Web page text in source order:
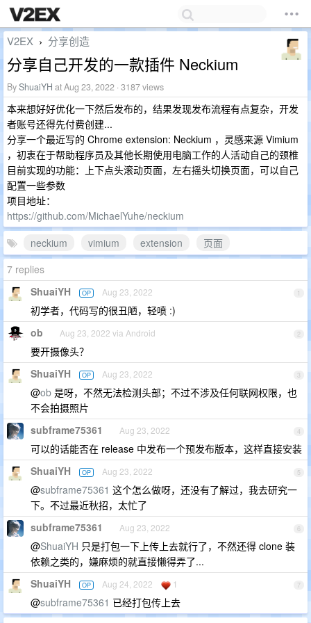
V2EX › 分享创造
分享自己开发的一款插件 Neckium
ByShuaiYH at Aug 23, 2022 · 3187 views
本来想好好优化一下然后发布的，结果发现发布流程有点复杂，开发
者账号还得先付费创建...
分享一个最近写的 Chrome extension: Neckium ，灵感来源 Vimium
，初衷在于帮助程序员及其他长期使用电脑工作的人活动自己的颈椎
目前实现的功能：上下点头滚动页面，左右摇头切换页面，可以自己
配置一些参数
项目地址：
https://github.com/MichaelYuhe/neckium
neckium
vimium extension
页面
7 replies
1
ShuaiYH OP Aug 23, 2022
初学者，代码写的很丑陋，轻喷 :)
2
ob Aug 23, 2022 via Android
要开摄像头？
3
ShuaiYH OP Aug 23, 2022
@ob 是呀，不然无法检测头部；不过不涉及任何联网权限，也
不会拍摄照片
4
subframe75361 Aug 23, 2022
可以的话能否在 release 中发布一个预发布版本，这样直接安装
5
ShuaiYH OP Aug 23, 2022
@subframe75361 这个怎么做呀，还没有了解过，我去研究一
下。不过最近秋招，太忙了
6
subframe75361 Aug 23, 2022
@ShuaiYH 只是打包一下上传上去就行了，不然还得 clone 装
依赖之类的，嫌麻烦的就直接懒得弄了...
7
ShuaiYH OP Aug 24, 2022 1
@subframe75361 已经打包传上去